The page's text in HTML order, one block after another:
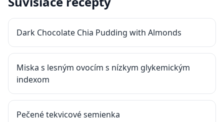
Dark Chocolate Chia Pudding with Almonds
Miska s lesným ovocím s nízkym glykemickým
indexom
Pečené tekvicové semienka